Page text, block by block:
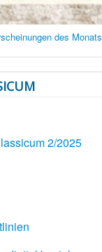
des Monats
2/2025